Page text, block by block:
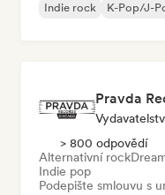
Indie rock
K-Pop/J-
Pravda
> 800 odpovědí
Alternativní rock
Indie pop
Podepište smlouvu s